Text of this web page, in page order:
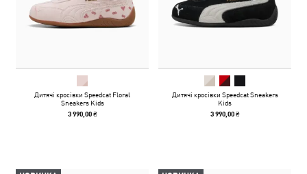
Дитячі кросівки Speedcat Floral
Sneakers Kids
3 990,00 ₴
Дитячі кросівки Speedcat Sneakers
Kids
3 990,00 ₴